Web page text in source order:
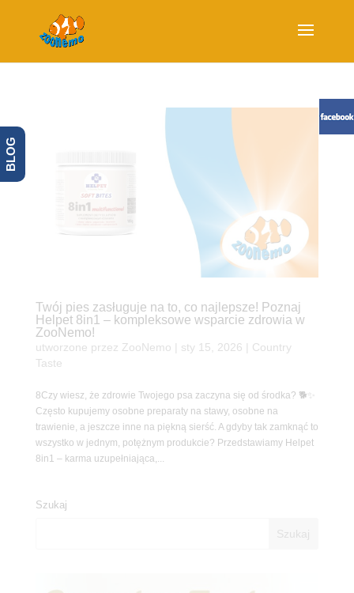
Twój pies zasługuje na to, co najlepsze! Poznaj
Helpet 8in1 – kompleksowe wsparcie zdrowia w
ZooNemo!
utworzone przez ZooNemo sty 15, 2026
Country
Taste
8Czy wiesz, że zdrowie Twojego psa zaczyna się od środka? 🐕✨
Często kupujemy osobne preparaty na stawy, osobne na
trawienie, a jeszcze inne na piękną sierść. A gdyby tak zamknąć to
wszystko w jednym, potężnym produkcie? Przedstawiamy Helpet
8in1 – karma uzupełniająca,...
Szukaj
BLOG